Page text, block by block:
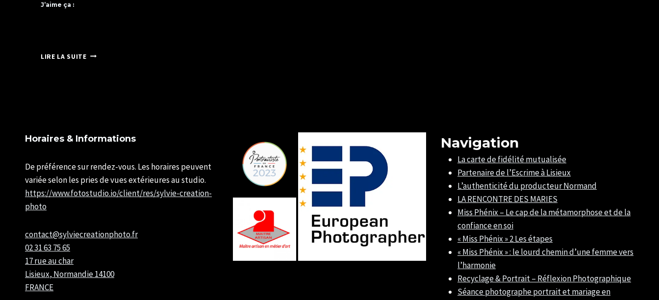
J’aime ça :
LIRE LA SUITESOURIEZ,
Horaires & Informations
De préférence sur rendez-vous. Les horaires peuvent
variée selon les pries de vues extérieures au studio.
https://www.fotostudio.io/client/res/sylvie-creation-
photo
contact@sylviecreationphoto.fr
02 31 63 75 65
17 rue au char
Lisieux, Normandie14100
FRANCE
Navigation
La carte de fidélité mutualisée
Partenaire de l’Escrime à Lisieux
L’authenticité du producteur Normand
LA RENCONTRE DES MARIES
Miss Phénix – Le cap de la métamorphose et de la
confiance en soi
« Miss Phénix » 2 Les étapes
« Miss Phénix » : le lourd chemin d’une femme vers
l’harmonie
Recyclage & Portrait – Réflexion Photographique
Séance photographe portrait et mariage en